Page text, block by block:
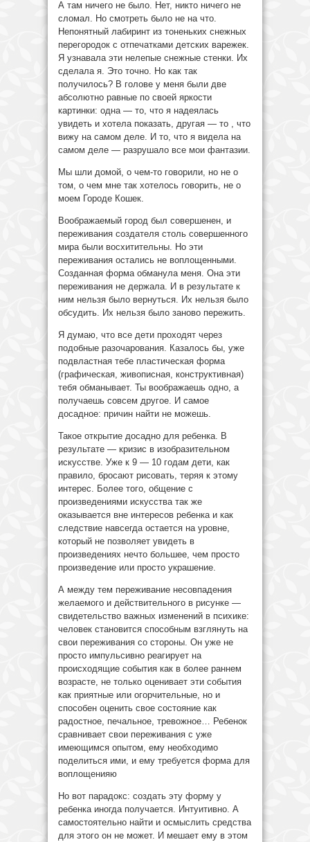
А там ничего не было. Нет, никто ничего не
сломал. Но смотреть было не на что.
Непонятный лабиринт из тоненьких снежных
перегородок с отпечатками детских варежек.
Я узнавала эти нелепые снежные стенки. Их
сделала я. Это точно. Но как так
получилось? В голове у меня были две
абсолютно равные по своей яркости
картинки: одна — то, что я надеялась
увидеть и хотела показать, другая — то , что
вижу на самом деле. И то, что я видела на
самом деле — разрушало все мои фантазии.
Мы шли домой, о чем-то говорили, но не о
том, о чем мне так хотелось говорить, не о
моем Городе Кошек.
Воображаемый город был совершенен, и
переживания создателя столь совершенного
мира были восхитительны. Но эти
переживания остались не воплощенными.
Созданная форма обманула меня. Она эти
переживания не держала. И в результате к
ним нельзя было вернуться. Их нельзя было
обсудить. Их нельзя было заново пережить.
Я думаю, что все дети проходят через
подобные разочарования. Казалось бы, уже
подвластная тебе пластическая форма
(графическая, живописная, конструктивная)
тебя обманывает. Ты воображаешь одно, а
получаешь совсем другое. И самое
досадное: причин найти не можешь.
Такое открытие досадно для ребенка. В
результате — кризис в изобразительном
искусстве. Уже к 9 — 10 годам дети, как
правило, бросают рисовать, теряя к этому
интерес. Более того, общение с
произведениями искусства так же
оказывается вне интересов ребенка и как
следствие навсегда остается на уровне,
который не позволяет увидеть в
произведениях нечто большее, чем просто
произведение или просто украшение.
А между тем переживание несовпадения
желаемого и действительного в рисунке —
свидетельство важных изменений в психике:
человек становится способным взглянуть на
свои переживания со стороны. Он уже не
просто импульсивно реагирует на
происходящие события как в более раннем
возрасте, не только оценивает эти события
как приятные или огорчительные, но и
способен оценить свое состояние как
радостное, печальное, тревожное… Ребенок
сравнивает свои переживания с уже
имеющимся опытом, ему необходимо
поделиться ими, и ему требуется форма для
воплощенияю
Но вот парадокс: создать эту форму у
ребенка иногда получается. Интуитивно. А
самостоятельно найти и осмыслить средства
для этого он не может. И мешает ему в этом